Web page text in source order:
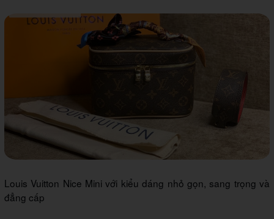
Louis Vuitton Nice Mini với kiểu dáng nhỏ gọn, sang trọng và
đẳng cấp